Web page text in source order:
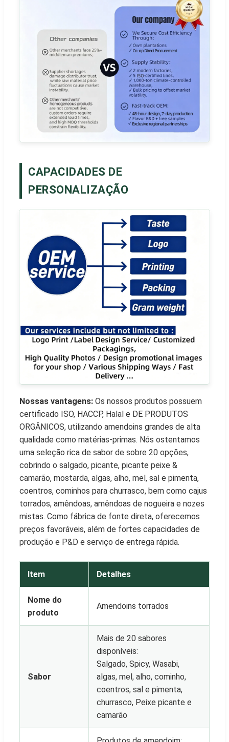
CAPACIDADES DE
PERSONALIZAÇÃO
Nossas vantagens: Os nossos produtos possuem
certificado ISO, HACCP, Halal e DE PRODUTOS
ORGÂNICOS, utilizando amendoins grandes de alta
qualidade como matérias-primas. Nós ostentamos
uma seleção rica de sabor de sobre 20 opções,
cobrindo o salgado, picante, picante peixe &
camarão, mostarda, algas, alho, mel, sal e pimenta,
coentros, cominhos para churrasco, bem como cajus
torrados, amêndoas, amêndoas de nogueira e nozes
mistas. Como fábrica de fonte direta, oferecemos
preços favoráveis, além de fortes capacidades de
produção e P&D e serviço de entrega rápida.
Item Detalhes
Nome do
produto
Amendoins torrados
Sabor
Mais de 20 sabores
disponíveis:
Salgado, Spicy, Wasabi,
algas, mel, alho, cominho,
coentros, sal e pimenta,
churrasco, Peixe picante e
camarão